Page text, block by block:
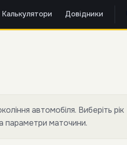
Калькулятори Довідники
автомобіля. Виберіть рік
параметри маточини.